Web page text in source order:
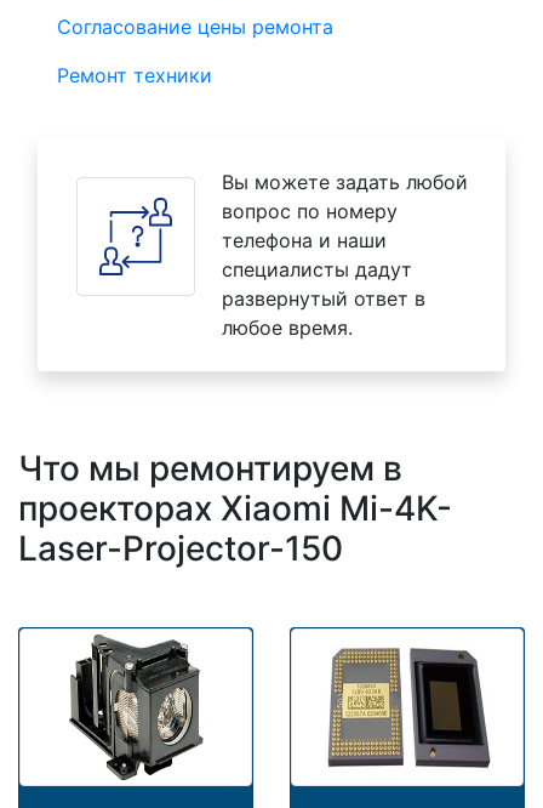
Согласование цены ремонта
Ремонт техники
Вы можете задать любой
вопрос по номеру
телефона и наши
специалисты дадут
развернутый ответ в
любое время.
Что мы ремонтируем в
проекторах Xiaomi Mi-4K-
Laser-Projector-150